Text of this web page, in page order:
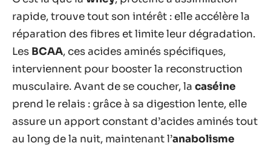
rapide, trouve tout son intérêt : elle accélère la
réparation des fibres et limite leur dégradation.
Les BCAA, ces acides aminés spécifiques,
interviennent pour booster la reconstruction
musculaire. Avant de se coucher, la caséine
prend le relais : grâce à sa digestion lente, elle
assure un apport constant d’acides aminés tout
au long de la nuit, maintenant l’anabolisme